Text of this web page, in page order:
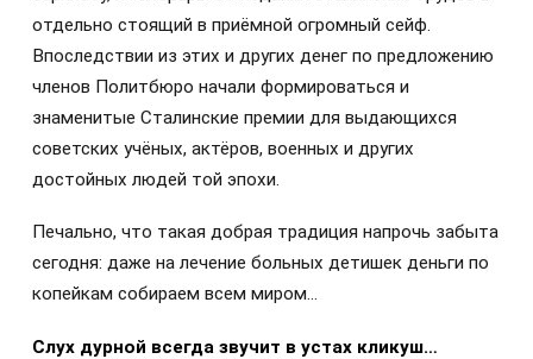
отдельно стоящий в приёмной огромный сейф.
Впоследствии из этих и других денег по предложению
членов Политбюро начали формироваться и
знаменитые Сталинские премии для выдающихся
советских учёных, актёров, военных и других
достойных людей той эпохи.
Печально, что такая добрая традиция напрочь забыта
сегодня: даже на лечение больных детишек деньги по
копейкам собираем всем миром…
Слух дурной всегда звучит в устах кликуш…